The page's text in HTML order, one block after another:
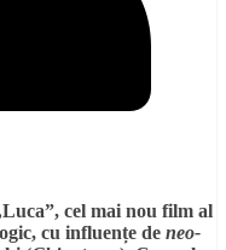
cel mai nou film al
cu influențe de neo-